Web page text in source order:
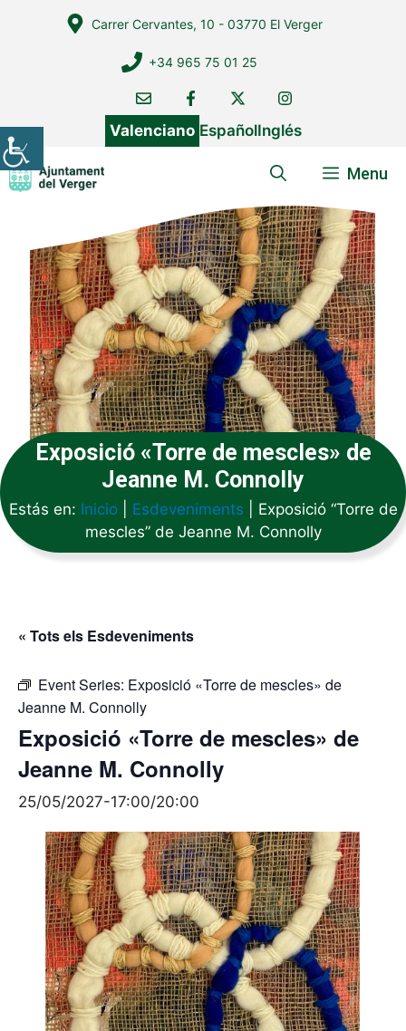
Carrer Cervantes, 10 - 03770 El Verger
+34 965 75 01 25
Valenciano EspañolInglés
Menu
Exposició «Torre de mescles» de
Jeanne M. Connolly
Estás en: Inicio| Esdeveniments
Exposició “Torre de
mescles” de Jeanne M. Connolly
« Tots els Esdeveniments
Event Series: Exposició «Torre de mescles» de
Jeanne M. Connolly
Exposició «Torre de mescles» de
Jeanne M. Connolly
25/05/2027-17:00/20:00